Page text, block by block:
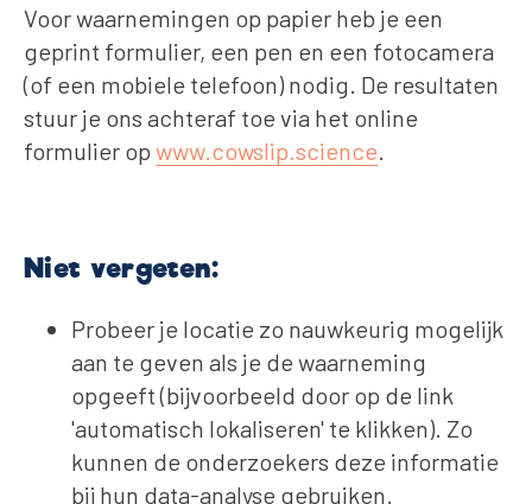
Voor waarnemingen op papier heb je een
geprint formulier, een pen en een fotocamera
(of een mobiele telefoon) nodig. De resultaten
stuur je ons achteraf toe via het online
formulier op www.cowslip.science.
Niet vergeten:
Probeer je locatie zo nauwkeurig mogelijk
aan te geven als je de waarneming
opgeeft (bijvoorbeeld door op de link
'automatisch lokaliseren' te klikken). Zo
kunnen de onderzoekers deze informatie
bij hun data-analyse gebruiken.